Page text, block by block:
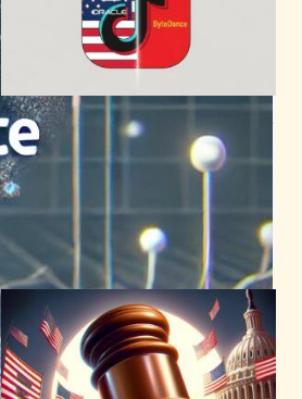
TikTok米国事業、Oracle主導
の新会社へ
―ByteDance19.9%保持、
2026年1月クロージング
テクノロジーと社会ニュース
2025年12月19日19:46